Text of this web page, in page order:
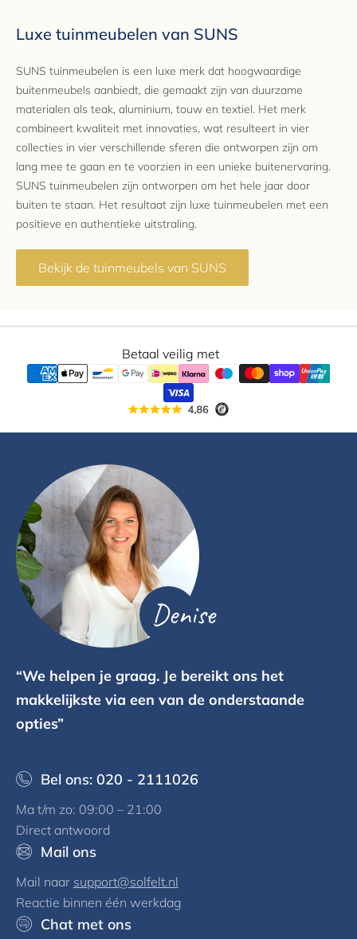
Luxe tuinmeubelen van SUNS
SUNS tuinmeubelen is een luxe merk dat hoogwaardige
buitenmeubels aanbiedt, die gemaakt zijn van duurzame
materialen als teak, aluminium, touw en textiel. Het merk
combineert kwaliteit met innovaties, wat resulteert in vier
collecties in vier verschillende sferen die ontworpen zijn om
lang mee te gaan en te voorzien in een unieke buitenervaring.
SUNS tuinmeubelen zijn ontworpen om het hele jaar door
buiten te staan. Het resultaat zijn luxe tuinmeubelen met een
positieve en authentieke uitstraling.
Bekijk de tuinmeubels van SUNS
Betaal veilig met
Denise
“We helpen je graag. Je bereikt ons het
makkelijkste via een van de onderstaande
opties”
Bel ons: 020 - 2111026
Ma t/m zo: 09:00 – 21:00
Direct antwoord
Mail ons
Mail naar support@solfelt.nl
Reactie binnen één werkdag
Chat met ons